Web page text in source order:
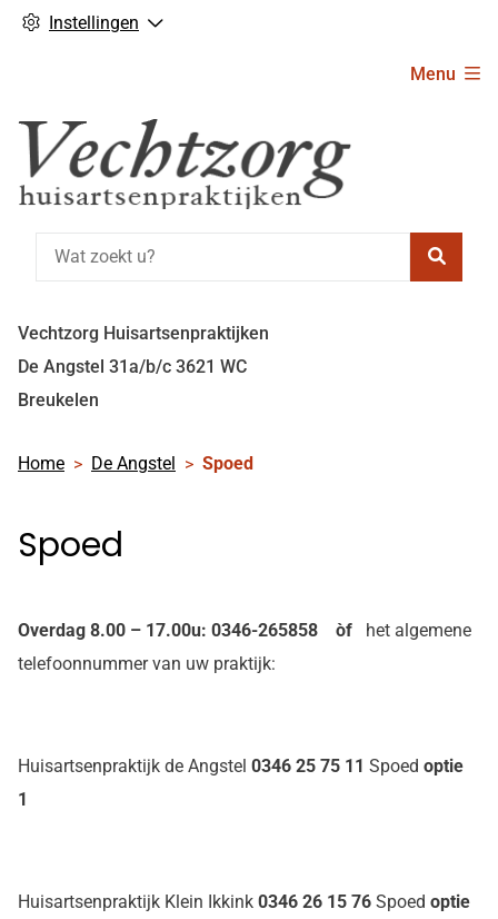
Instellingen
Menu
Vechtzorg Huisartsenpraktijken
De Angstel 31a/b/c 3621 WC
Breukelen
Home De Angstel Spoed
Spoed
Overdag 8.00 – 17.00u: 0346-265858 òf het algemene
telefoonnummer van uw praktijk:
Huisartsenpraktijk de Angstel 0346 25 75 11 Spoed optie
1
Huisartsenpraktijk Klein Ikkink 0346 26 15 76 Spoed optie